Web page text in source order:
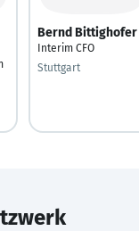
Bernd Bittighofer
Interim CFO
Stuttgart